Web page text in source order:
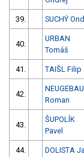
39. SUCHÝ
40.
URBAN
Tomáš
41. TAIŠL Filip
42.
Roman
43.
ŠUPOLÍK
Pavel
44. DOLISTA